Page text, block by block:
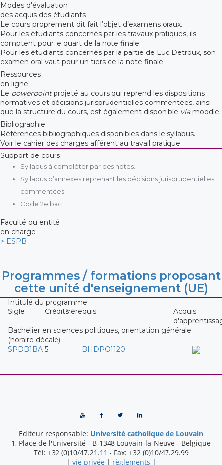
Modes d'évaluation
des acquis des étudiants
Le cours proprement dit fait l’objet d’examens oraux.
Pour les étudiants concernés par les travaux pratiques, ils
comptent pour le quart de la note finale.
Pour les étudiants concernés par la partie de Luc Detroux, son
examen oral vaut pour un tiers de la note finale.
Ressources
en ligne
Le powerpointprojeté au cours qui reprend les dispositions
normatives et décisions jurisprudentielles commentées, ainsi
que la structure du cours, est également disponible via moodle.
Bibliographie
Références bibliographiques disponibles dans le syllabus.
Voir le cahier des charges afférent au travail pratique.
Support de cours
Syllabus à compléter par des notes.
Syllabus d’annexes reprenant les décisions jurisprudentielles
commentées.
Code 2e bac
Faculté ou entité
en charge
> ESPB
Programmes / formations proposant
cette unité d'enseignement (UE)
Intitulé du programme
Sigle
CréditsPrérequis
Acquis
Bachelier en sciences politiques, orientation générale
(horaire décalé)
SPDB1BA 5 BHDPO1120
Editeur responsable: Université catholique de Louvain
1, Place de l'Université - B-1348 Louvain-la-Neuve - Belgique
Tél: +32 (0)10/47.21.11 - Fax: +32 (0)10/47.29.99
| vie privée | règlements |